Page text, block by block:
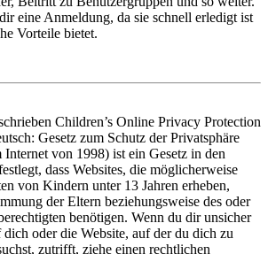
eine Anmeldung, da sie schnell erledigt ist
Vorteile bietet.
Children’s Online Privacy Protection
Gesetz zum Schutz der Privatsphäre
von 1998) ist ein Gesetz in den
dass Websites, die möglicherweise
von Kindern unter 13 Jahren erheben,
der Eltern beziehungsweise des oder
benötigen. Wenn du dir unsicher
dich oder die Website, auf der du dich zu
zutrifft, ziehe einen rechtlichen